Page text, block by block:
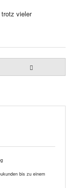
vieler
bis zu einem